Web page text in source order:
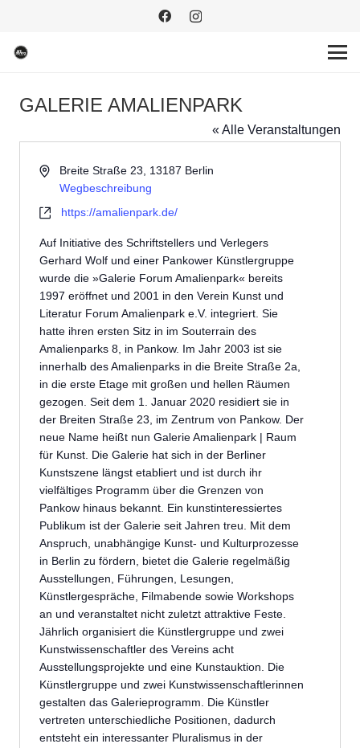
GALERIE AMALIENPARK
« Alle Veranstaltungen
AdresseBreite Straße 23, 13187 Berlin
Wegbeschreibung
Webseitehttps://amalienpark.de/
Auf Initiative des Schriftstellers und Verlegers
Gerhard Wolf und einer Pankower Künstlergruppe
wurde die »Galerie Forum Amalienpark« bereits
1997 eröffnet und 2001 in den Verein Kunst und
Literatur Forum Amalienpark e.V. integriert. Sie
hatte ihren ersten Sitz in im Souterrain des
Amalienparks 8, in Pankow. Im Jahr 2003 ist sie
innerhalb des Amalienparks in die Breite Straße 2a,
in die erste Etage mit großen und hellen Räumen
gezogen. Seit dem 1. Januar 2020 residiert sie in
der Breiten Straße 23, im Zentrum von Pankow. Der
neue Name heißt nun Galerie Amalienpark | Raum
für Kunst. Die Galerie hat sich in der Berliner
Kunstszene längst etabliert und ist durch ihr
vielfältiges Programm über die Grenzen von
Pankow hinaus bekannt. Ein kunstinteressiertes
Publikum ist der Galerie seit Jahren treu. Mit dem
Anspruch, unabhängige Kunst- und Kulturprozesse
in Berlin zu fördern, bietet die Galerie regelmäßig
Ausstellungen, Führungen, Lesungen,
Künstlergespräche, Filmabende sowie Workshops
an und veranstaltet nicht zuletzt attraktive Feste.
Jährlich organisiert die Künstlergruppe und zwei
Kunstwissenschaftler des Vereins acht
Ausstellungsprojekte und eine Kunstauktion. Die
Künstlergruppe und zwei Kunstwissenschaftlerinnen
gestalten das Galerieprogramm. Die Künstler
vertreten unterschiedliche Positionen, dadurch
entsteht ein interessanter Pluralismus in der